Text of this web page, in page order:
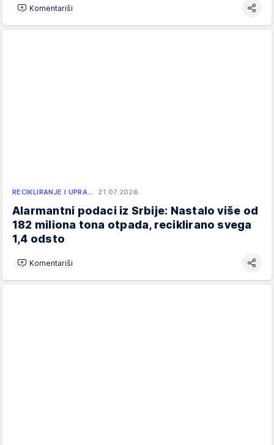
Komentariši
RECIKLIRANJE I UPRA… 21.07.2026.
Alarmantni podaci iz Srbije: Nastalo više od
182 miliona tona otpada, reciklirano svega
1,4 odsto
Komentariši